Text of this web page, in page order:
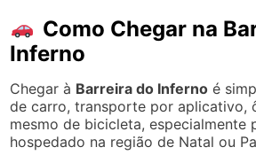
Como Chegar na
Inferno
Chegar à Barreira do Inferno é
de carro, transporte por aplicativo,
mesmo de bicicleta, especialmente
hospedado na região de Natal ou